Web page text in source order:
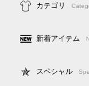
カテゴリ
新着アイテム
スペシャル